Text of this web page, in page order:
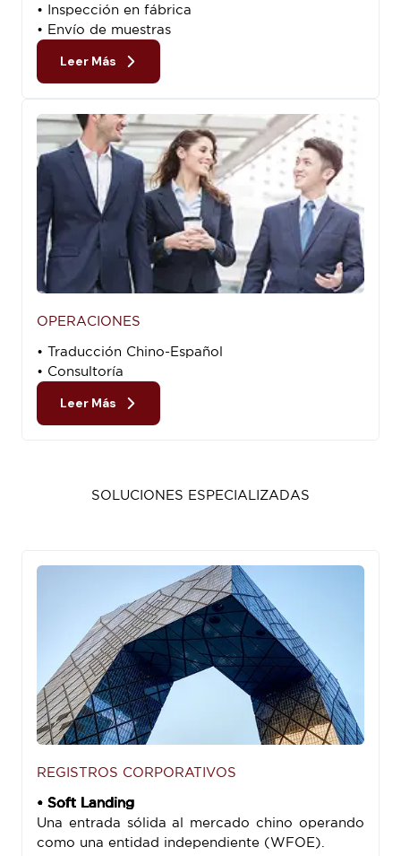
• Inspección en fábrica
• Envío de muestras
Leer Más
OPERACIONES
• Traducción Chino-Español
• Consultoría
Leer Más
SOLUCIONES ESPECIALIZADAS
REGISTROS CORPORATIVOS
• Soft Landing
Una entrada sólida al mercado chino operando
como una entidad independiente (WFOE).